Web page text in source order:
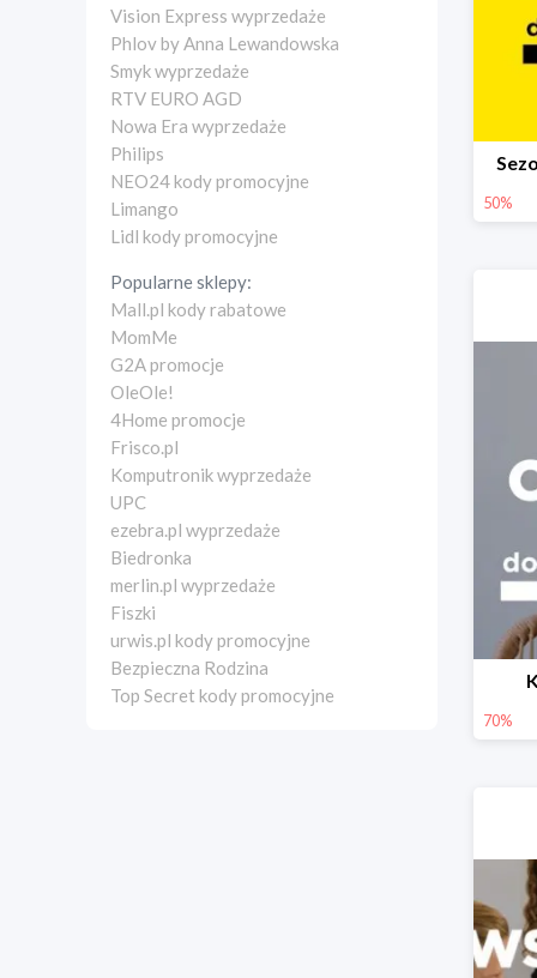
Vision Express wyprzedaże
Phlov by Anna Lewandowska
Smyk wyprzedaże
RTV EURO AGD
Nowa Era wyprzedaże
Philips
NEO24 kody promocyjne
Limango
Lidl kody promocyjne
Popularne sklepy:
Mall.pl kody rabatowe
MomMe
G2A promocje
OleOle!
4Home promocje
Frisco.pl
Komputronik wyprzedaże
UPC
ezebra.pl wyprzedaże
Biedronka
merlin.pl wyprzedaże
Fiszki
urwis.pl kody promocyjne
Bezpieczna Rodzina
Top Secret kody promocyjne
50%
70%